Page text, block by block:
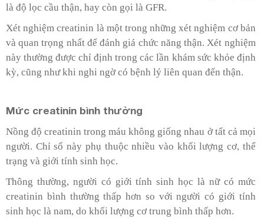
là độ lọc cầu thận, hay còn gọi là GFR.
Xét nghiệm creatinin là một trong những xét nghiệm cơ bản
và quan trọng nhất để đánh giá chức năng thận. Xét nghiệm
này thường được chỉ định trong các lần khám sức khỏe định
kỳ, cũng như khi nghi ngờ có bệnh lý liên quan đến thận.
Mức creatinin bình thường
Nồng độ creatinin trong máu không giống nhau ở tất cả mọi
người. Chỉ số này phụ thuộc nhiều vào khối lượng cơ, thể
trạng và giới tính sinh học.
Thông thường, người có giới tính sinh học là nữ có mức
creatinin bình thường thấp hơn so với người có giới tính
sinh học là nam, do khối lượng cơ trung bình thấp hơn.